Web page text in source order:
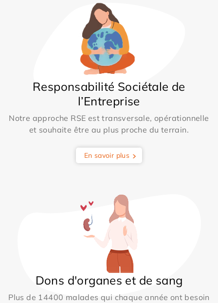
Responsabilité Sociétale de
l’Entreprise
Notre approche RSE est transversale, opérationnelle
et souhaite être au plus proche du terrain.
En savoir plus
Dons d'organes et de sang
Plus de 14400 malades qui chaque année ont besoin